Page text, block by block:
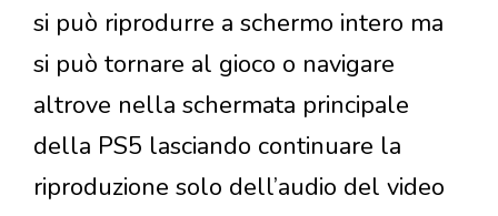
si può riprodurre a schermo intero ma
si può tornare al gioco o navigare
altrove nella schermata principale
della PS5 lasciando continuare la
riproduzione solo dell’audio del video